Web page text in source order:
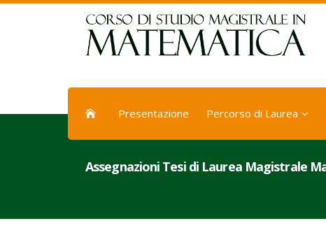
Presentazione Percorso di Laurea
Assegnazioni Tesi di Laurea Magistrale